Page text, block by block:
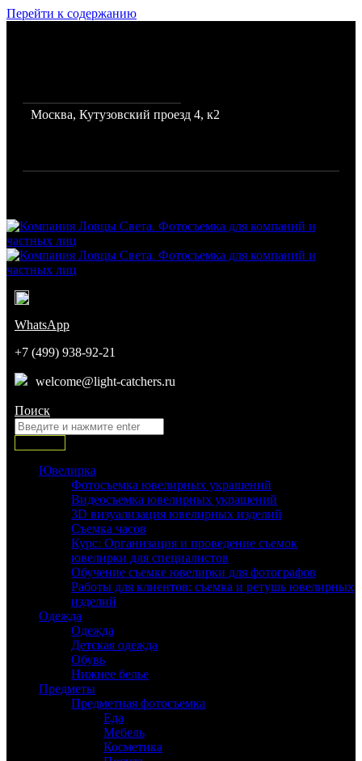
Перейти к содержанию
Москва, Кутузовский проезд 4, к2
WhatsApp
+7 (499) 938-92-21
welcome@light-catchers.ru
Поиск
Ювелирка
Фотосъемка ювелирных украшений
Видеосъемка ювелирных украшений
3D визуализация ювелирных изделий
Съемка часов
Курс: Организация и проведение съемок
ювелирки для специалистов
Обучение съемке ювелирки для фотографов
Работы для клиентов: съемка и ретушь ювелирных
изделий
Одежда
Одежда
Детская одежда
Обувь
Нижнее белье
Предметы
Предметная фотосъемка
Еда
Мебель
Косметика